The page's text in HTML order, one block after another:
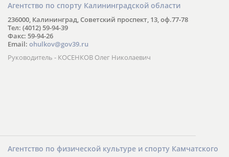
Агентство по спорту Калининградской области
236000, Калининград, Советский проспект, 13, оф.77-78
Тел: (4012) 59-94-39
Факс: 59-94-26
Email: ohulkov@gov39.ru
Руководитель - КОСЕНКОВ Олег Николаевич
Агентство по физической культуре и спорту Камчатского